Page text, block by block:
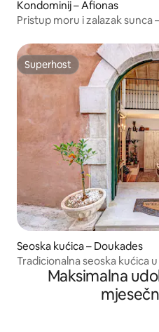
Kondominij – Afionas
Pristup moru i zalazak sunca
Superhost
Superhost
Seoska kućica – Doukades
Tradicionalna seoska kućica
Maksimalna